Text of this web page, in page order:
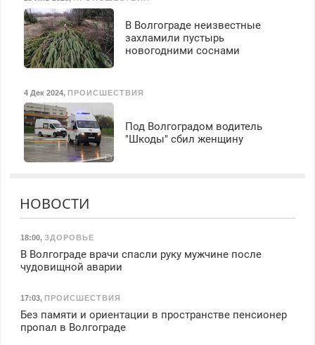
В Волгограде неизвестные
захламили пустырь
новогодними соснами
4 Дек 2024, ПРОИСШЕСТВИЯ
Под Волгоградом водитель
"Шкоды" сбил женщину
НОВОСТИ
18:00, ЗДОРОВЬЕ
В Волгограде врачи спасли руку мужчине после
чудовищной аварии
17:03, ПРОИСШЕСТВИЯ
Без памяти и ориентации в пространстве пенсионер
пропал в Волгограде